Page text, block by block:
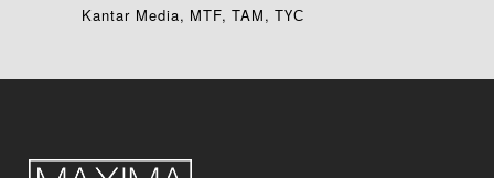
Kantar Media MTF TAM ТҮС